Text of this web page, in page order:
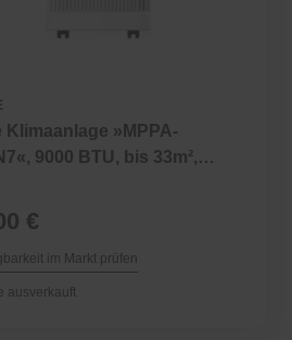
Klimaanlage »MPPA-
9000 BTU, bis 33m²,
€
im Markt prüfen
ausverkauft